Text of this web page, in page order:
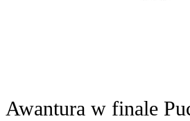
Awantura w finale